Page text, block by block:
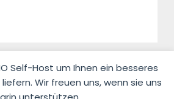
Self-Host um Ihnen ein besseres
Wir freuen uns, wenn sie uns